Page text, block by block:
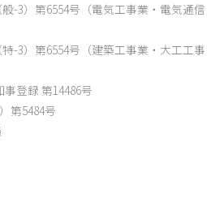
-3）第6554号（電気工事業・電気通信
-3）第6554号（建築工事業・大工工事
登録 第14486号
第5484号